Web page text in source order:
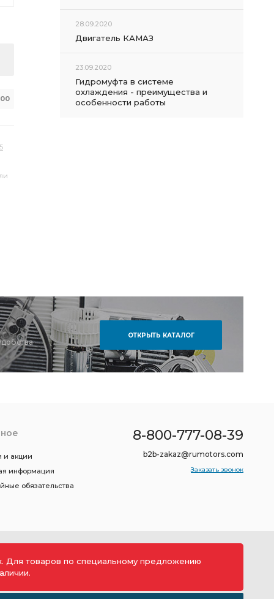
28.09.2020
Двигатель КАМАЗ
23.09.2020
Гидромуфта в системе
охлаждения - преимущества и
особенности работы
ОТКРЫТЬ КАТАЛОГ
и акции
информация
обязательства
8-800-777-08-39
b2b-zakaz@rumotors.com
Заказать звонок
Для товаров по специальному предложению